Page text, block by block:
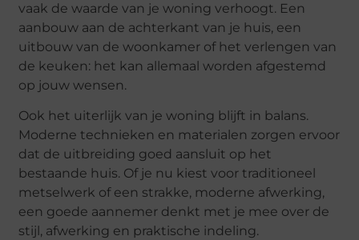
vaak de waarde van je woning verhoogt. Een
aanbouw aan de achterkant van je huis, een
uitbouw van de woonkamer of het verlengen van
de keuken: het kan allemaal worden afgestemd
op jouw wensen.
Ook het uiterlijk van je woning blijft in balans.
Moderne technieken en materialen zorgen ervoor
dat de uitbreiding goed aansluit op het
bestaande huis. Of je nu kiest voor traditioneel
metselwerk of een strakke, moderne afwerking,
een goede aannemer denkt met je mee over de
stijl, afwerking en praktische indeling.